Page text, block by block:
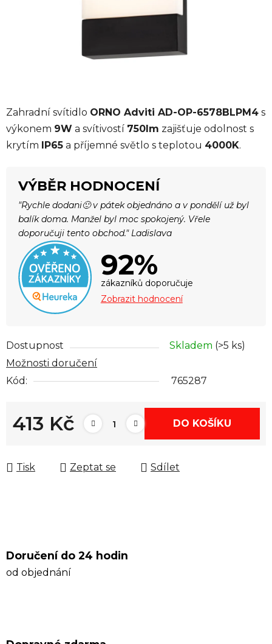
Zahradní svítidlo ORNO Adviti AD-OP-6578BLPM4 s
výkonem 9W a svítivostí 750lm zajišťuje odolnost s
krytím
IP65 a příjemné světlo s teplotou 4000K.
VÝBĚR HODNOCENÍ
"Rychle dodani🙂 v pátek objednáno a v pondělí už byl
balík doma. Manžel byl moc spokojený. Vřele
doporučuji tento obchod." Ladislava
92%
zákazníků doporučuje
Zobrazit hodnocení
Dostupnost Skladem (>5 ks)
Možnosti doručení
Kód:
765287
413 Kč DO KOŠÍKU
Tisk Zeptat se Sdílet
Doručení do 24 hodin
od objednání